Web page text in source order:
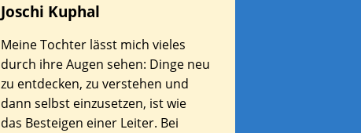
Joschi Kuphal
Meine Tochter lässt mich vieles
durch ihre Augen sehen: Dinge neu
zu entdecken, zu verstehen und
dann selbst einzusetzen, ist wie
das Besteigen einer Leiter. Bei